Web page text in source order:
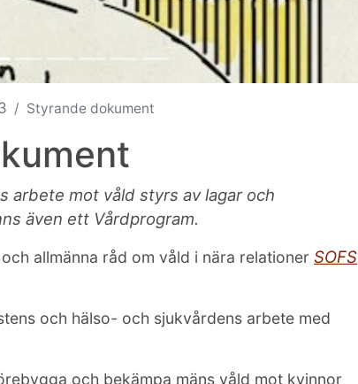
Styrande dokument
arbete mot våld styrs av lagar och
även ett Vårdprogram.
allmänna råd om våld i nära relationer SOFS
och hälso- och sjukvårdens arbete med
och bekämpa mäns våld mot kvinnor